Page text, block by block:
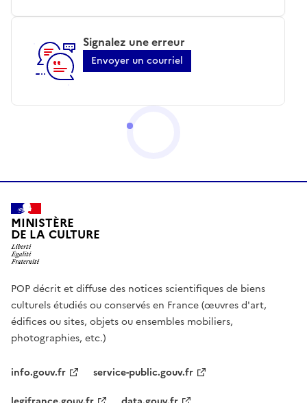
Signalez une erreur
Envoyer un courriel
MINISTÈRE
DE LA CULTURE
POP décrit et diffuse des notices scientifiques de biens
culturels étudiés ou conservés en France (œuvres d'art,
édifices ou sites, objets ou ensembles mobiliers,
photographies, etc.)
info.gouv.fr
service-public.gouv.fr